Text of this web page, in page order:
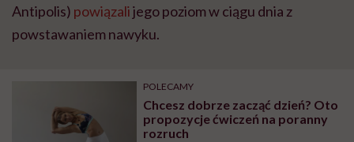
Antipolis) powiązalijego poziom w ciągu dnia z
powstawaniem nawyku.
POLECAMY
Chcesz dobrze zacząć dzień? Oto
propozycje ćwiczeń na poranny
rozruch